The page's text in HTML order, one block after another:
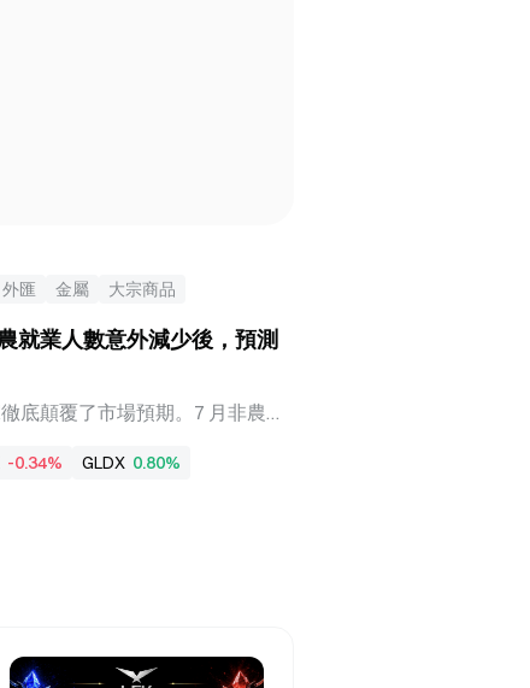
外匯 金屬 大宗商品
就業人數意外減少後，預測
底顛覆了市場預期。7 月非農就
差表現。與此同時，5 月和 6 月
由增加 12.9 萬下修至增加 6.3
連續三個月的就業動能減弱，令
期美國國債殖利率下跌 8 個基
-0.34% GLDX 0.80%